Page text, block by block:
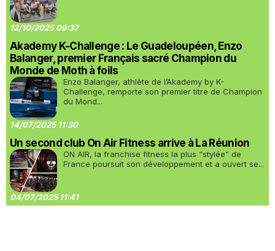
12/10/2025 09:37
Akademy K-Challenge : Le Guadeloupéen, Enzo
Balanger, premier Français sacré Champion du
Monde de Moth à foils
Enzo Balanger, athlète de l’Akademy by K-
Challenge, remporte son premier titre de Champion
du Mond...
14/07/2025 11:30
Un second club On Air Fitness arrive à La Réunion
ON AIR, la franchise fitness la plus “stylée” de
France poursuit son développement et a ouvert se...
04/07/2025 11:41